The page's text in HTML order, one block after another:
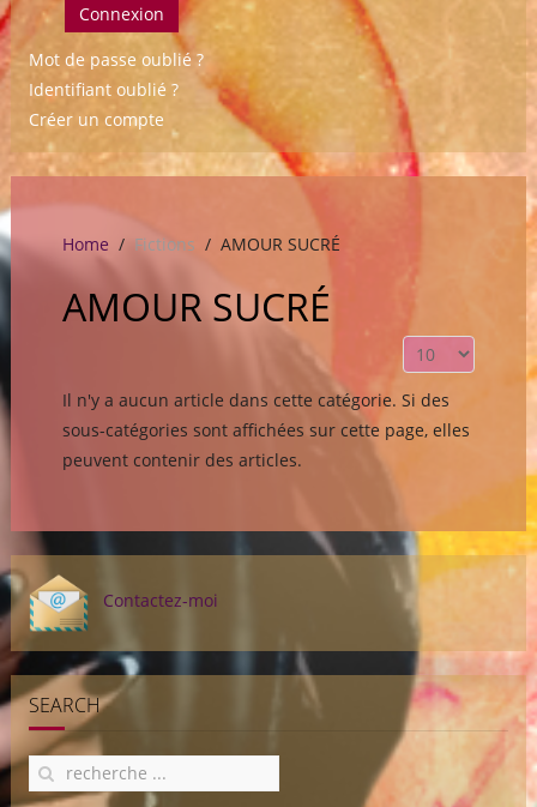
Connexion
Mot de passe oublié ?
Identifiant oublié ?
Créer un compte
Home Fictions AMOUR SUCRÉ
AMOUR SUCRÉ
Affichage #
Il n'y a aucun article dans cette catégorie. Si des
sous-catégories sont affichées sur cette page, elles
peuvent contenir des articles.
Contactez-moi
SEARCH